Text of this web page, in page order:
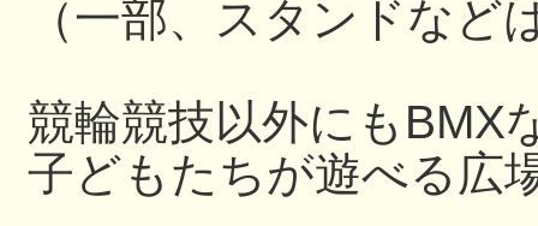
（一部、スタンドなど
競輪競技以外にもBMX
子どもたちが遊べる広